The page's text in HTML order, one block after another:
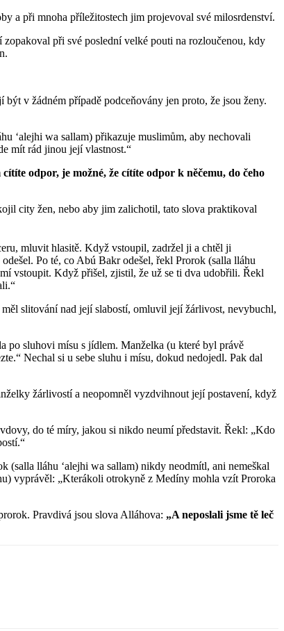
a při mnoha příležitostech jim projevoval své milosrdenství.
při své poslední velké pouti na rozloučenou, kdy
v žádném případě podceňovány jen proto, že jsou ženy.
ʻalejhi wa sallam) přikazuje muslimům, aby nechovali
mít rád jinou její vlastnost.“
odpor, je možné, že cítíte odpor k něčemu, do čeho
city žen, nebo aby jim zalichotil, tato slova praktikoval
mluvit hlasitě. Když vstoupil, zadržel ji a chtěl ji
Po té, co Abú Bakr odešel, řekl Prorok (salla lláhu
vstoupit. Když přišel, zjistil, že už se ti dva udobřili. Řekl
slitování nad její slabostí, omluvil její žárlivost, nevybuchl,
po sluhovi mísu s jídlem. Manželka (u které byl právě
Nechal si u sebe sluhu i mísu, dokud nedojedl. Pak dal
žárlivostí a neopomněl vyzdvihnout její postavení, když
do té míry, jakou si nikdo neumí představit. Řekl: „Kdo
lláhu ʻalejhi wa sallam) nikdy neodmítl, ani nemeškal
vyprávěl: „Kterákoli otrokyně z Medíny mohla vzít Proroka
Pravdivá jsou slova Alláhova: „A neposlali jsme tě leč